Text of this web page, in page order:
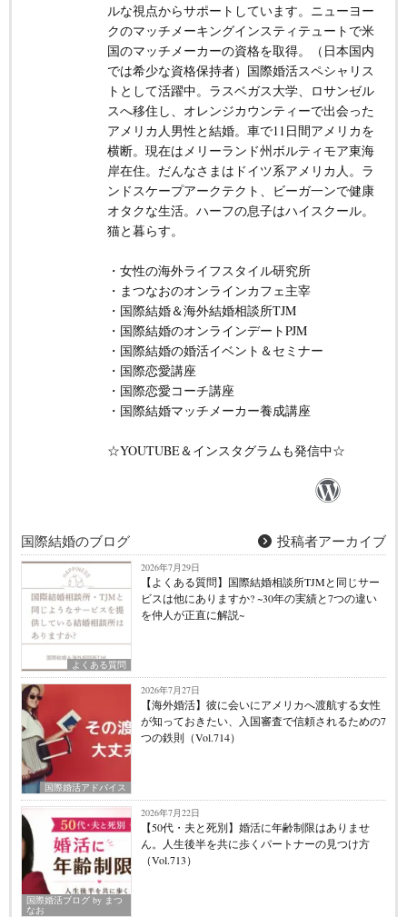
ルな視点からサポートしています。ニューヨー
クのマッチメーキングインスティテュートで米
国のマッチメーカーの資格を取得。（日本国内
では希少な資格保持者）国際婚活スペシャリス
トとして活躍中。ラスベガス大学、ロサンゼル
スへ移住し、オレンジカウンティーで出会った
アメリカ人男性と結婚。車で11日間アメリカを
横断。現在はメリーランド州ボルティモア東海
岸在住。だんなさまはドイツ系アメリカ人。ラ
ンドスケープアークテクト、ビーガ一ンで健康
オタクな生活。ハーフの息子はハイスクール。
猫と暮らす。
・女性の海外ライフスタイル研究所
・まつなおのオンラインカフェ主宰
・国際結婚＆海外結婚相談所TJM
・国際結婚のオンラインデートPJM
・国際結婚の婚活イベント＆セミナー
・国際恋愛講座
・国際恋愛コーチ講座
・国際結婚マッチメーカー養成講座
☆YOUTUBE＆インスタグラムも発信中☆
国際結婚のブログ 投稿者アーカイブ
よくある質問
2026年7月29日
【よくある質問】国際結婚相談所TJMと同じサー
ビスは他にありますか? ~30年の実績と7つの違い
を仲人が正直に解説~
国際婚活アドバイス
2026年7月27日
【海外婚活】彼に会いにアメリカへ渡航する女性
が知っておきたい、入国審査で信頼されるための7
つの鉄則（Vol.714）
国際婚活ブログ by まつ
なお
2026年7月22日
【50代・夫と死別】婚活に年齢制限はありませ
ん。人生後半を共に歩くパートナーの見つけ方
（Vol.713）